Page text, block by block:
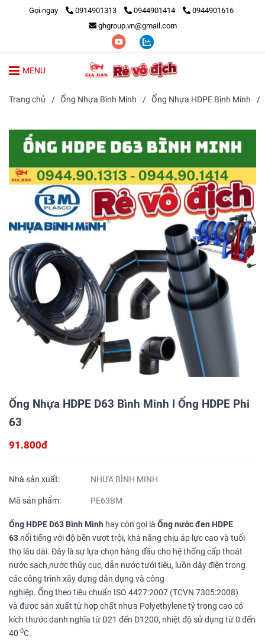
Gọi ngay 0914901313 0944901414
0944901616
ghgroup.vn@gmail.com
MENU
Trang chủ / Ống Nhựa Bình Minh / Ống Nhựa HDPE Bình Minh /
Ống Nhựa HDPE D63 Bình Minh l Ống HDPE Phi
63
91.800đ
Nhà sản xuất: NHỰA BÌNH MINH
Mã sản phẩm: PE63BM
Ống HDPE D63 Bình Minh hay còn gọi là Ống nước đen HDPE
63 nổi tiếng với độ bền vượt trội, khả năng chịu áp lực cao và tuổi
thọ lâu dài. Đây là sự lựa chọn hàng đầu cho hệ thống cấp thoát
nước sạch,nước thủy cục, dẫn nước tưới tiêu, luồn dây điện trong
các công trình xây dựng dân dụng và công
nghiệp. Ống theo tiêu chuẩn ISO 4427:2007 (TCVN 7305:2008)
và được sản xuất từ hợp chất nhựa Polyethylene tỷ trọng cao có
kích thước danh nghĩa từ D21 đến D1200, nhiệt độ sử dụng từ 0 đến
40 0C.